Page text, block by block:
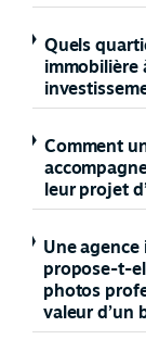
Quels
immobilière
Comment
leur projet
Une
propose-t-
photos
valeur d’un